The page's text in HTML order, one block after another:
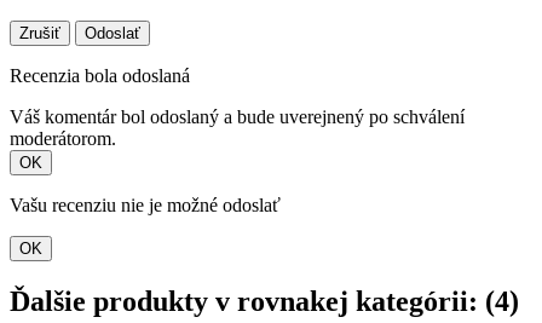
Zrušiť Odoslať
Recenzia bola odoslaná
Váš komentár bol odoslaný a bude uverejnený po schválení
moderátorom.
OK
Vašu recenziu nie je možné odoslať
OK
Ďalšie produkty v rovnakej kategórii: (4)